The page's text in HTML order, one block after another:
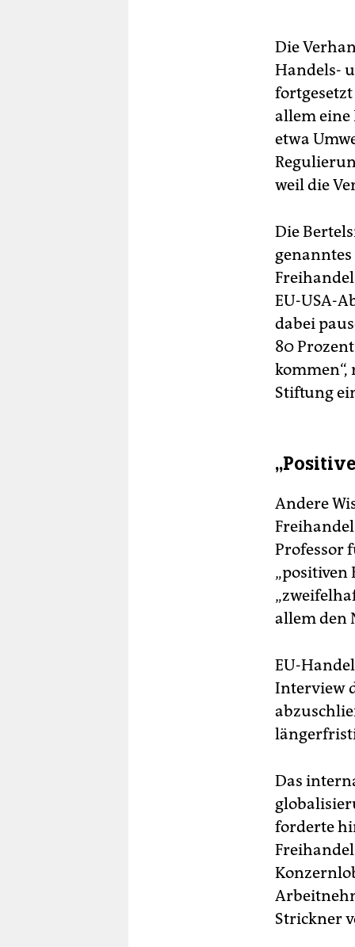
Die
Handels-
allem eine
etwa
weil die
Die
EU-USA-
dabei
80
Stiftung
Andere
Professor
„positiven
allem den
EU-
Interview
Das
forderte
Strickner